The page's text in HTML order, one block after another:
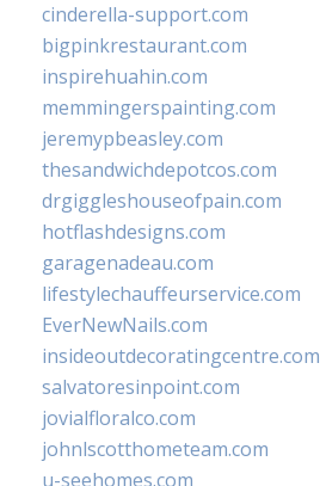
cinderella-support.com
bigpinkrestaurant.com
inspirehuahin.com
memmingerspainting.com
jeremypbeasley.com
thesandwichdepotcos.com
drgiggleshouseofpain.com
hotflashdesigns.com
garagenadeau.com
lifestylechauffeurservice.com
EverNewNails.com
insideoutdecoratingcentre.com
salvatoresinpoint.com
jovialfloralco.com
johnlscotthometeam.com
u-seehomes.com